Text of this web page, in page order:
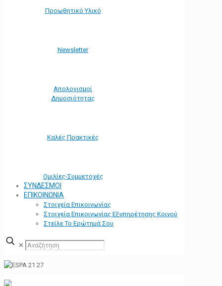
Προωθητικό Υλικό
Νewsletter
Απολογισμοί
Δημοσιότητας
Καλές Πρακτικές
Ομιλίες-Συμμετοχές
ΣΥΝΔΕΣΜΟΙ
ΕΠΙΚΟΙΝΩΝΙΑ
Στοιχεία Επικοινωνίας
Στοιχεία Επικοινωνίας Εξυπηρέτησης Κοινού
Στείλε Το Ερώτημά Σου
✕